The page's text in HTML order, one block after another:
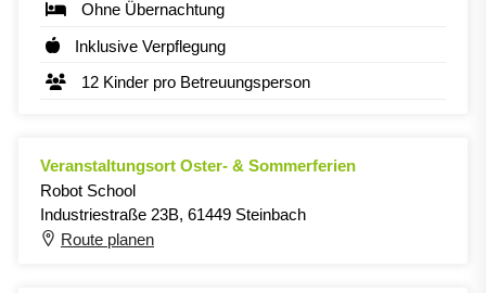
Ohne Übernachtung
Inklusive Verpflegung
12 Kinder pro Betreuungsperson
Veranstaltungsort Oster- & Sommerferien
Robot School
Industriestraße 23B, 61449 Steinbach
Route planen